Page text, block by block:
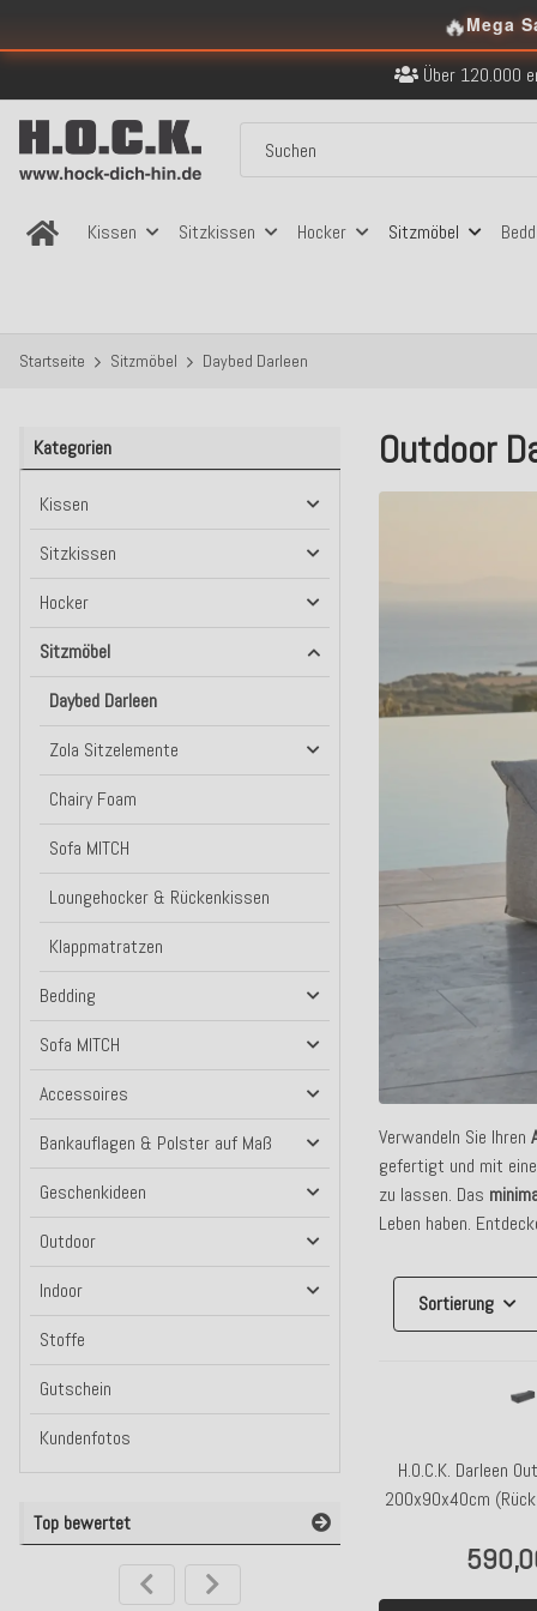
🔥Mega
Kostenloser Versand
Über 120.000
Sicher
Kostenloser Versand
Kissen
Sitzkissen Hocker Sitzmöbel
Startseite Sitzmöbel Daybed Darleen
Outdoor
Verwandeln Sie Ihren
gefertigt und mit
zu lassen. Das
Leben haben.
Sortierung
H.O.C.K. Darleen
200x90x40cm
Kategorien
Kissen
Sitzkissen
Hocker
Sitzmöbel
Daybed Darleen
Zola Sitzelemente
Chairy Foam
Sofa MITCH
Loungehocker & Rückenkissen
Klappmatratzen
Bedding
Sofa MITCH
Accessoires
Bankauflagen & Polster auf Maß
Geschenkideen
Outdoor
Indoor
Stoffe
Gutschein
Kundenfotos
Top bewertet